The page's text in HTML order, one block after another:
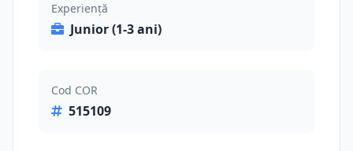
Experiență
Junior (1-3 ani)
Cod COR
515109